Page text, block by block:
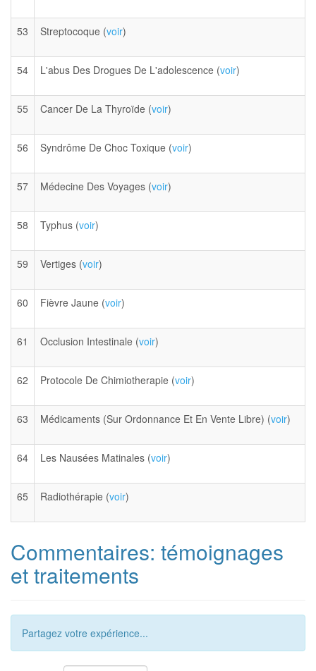
53 Streptocoque (voir)
54 L'abus Des Drogues De L'adolescence (voir)
55 Cancer De La Thyroïde (voir)
56 Syndrôme De Choc Toxique (voir)
57 Médecine Des Voyages (voir)
58 Typhus (voir)
59 Vertiges (voir)
60 Fièvre Jaune (voir)
61 Occlusion Intestinale (voir)
62 Protocole De Chimiotherapie (voir)
63 Médicaments (Sur Ordonnance Et En Vente Libre) (voir)
64 Les Nausées Matinales (voir)
65 Radiothérapie (voir)
Commentaires: témoignages
et traitements
Partagez votre expérience...